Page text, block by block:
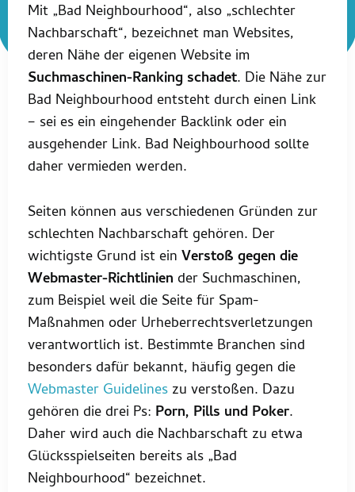
Mit „Bad Neighbourhood“, also „schlechter
Nachbarschaft“, bezeichnet man Websites,
deren Nähe der eigenen Website im
Suchmaschinen-Ranking schadet. Die Nähe zur
Bad Neighbourhood entsteht durch einen Link
– sei es ein eingehender Backlink oder ein
ausgehender Link. Bad Neighbourhood sollte
daher vermieden werden.
Seiten können aus verschiedenen Gründen zur
schlechten Nachbarschaft gehören. Der
wichtigste Grund ist ein Verstoß gegen die
Webmaster-Richtlinien der Suchmaschinen,
zum Beispiel weil die Seite für Spam-
Maßnahmen oder Urheberrechtsverletzungen
verantwortlich ist. Bestimmte Branchen sind
besonders dafür bekannt, häufig gegen die
Webmaster Guidelines zu verstoßen. Dazu
gehören die drei Ps: Porn, Pills und Poker.
Daher wird auch die Nachbarschaft zu etwa
Glücksspielseiten bereits als „Bad
Neighbourhood“ bezeichnet.